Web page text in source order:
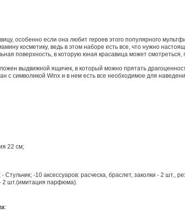
особенно если она любит героев этого популярного
косметику, ведь в этом наборе есть все, что нужно
поверхность, в которую юная красавица может смотреться,
выдвижной ящичек, в который можно прятать
с символикой Winx и в нем есть все необходимое для
22 см;
-10 аксессуаров: расческа, браслет, заколки - 2 шт.,
- 2 шт.(имитация парфюма).
: